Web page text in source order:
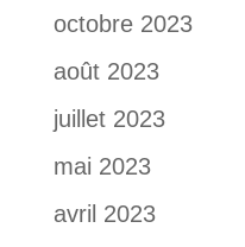
octobre 2023
août 2023
juillet 2023
mai 2023
avril 2023